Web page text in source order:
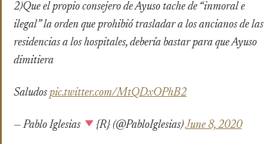
2)Que el propio consejero de Ayuso tache de “inmoral e
ilegal” la orden que prohibió trasladar a los ancianos de las
residencias a los hospitales, debería bastar para que Ayuso
dimitiera
Saludos pic.twitter.com/MtQDxOPhB2
— Pablo Iglesias {R} (@PabloIglesias)June 8, 2020